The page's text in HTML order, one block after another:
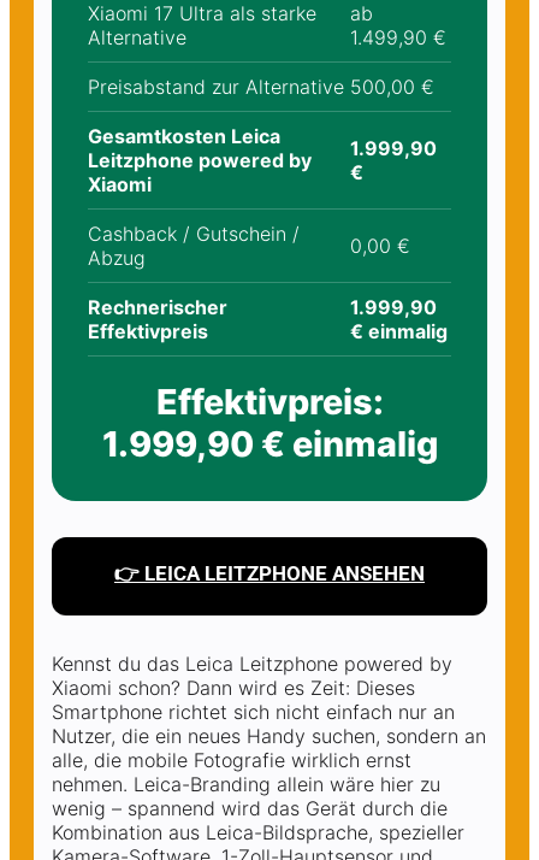
Xiaomi 17 Ultra als starke
Alternative
ab
1.499,90 €
Preisabstand zur Alternative 500,00 €
Gesamtkosten Leica
Leitzphone powered by
Xiaomi
1.999,90
€
Cashback / Gutschein /
Abzug
0,00 €
Rechnerischer
Effektivpreis
1.999,90
€ einmalig
Effektivpreis:
1.999,90 € einmalig
👉 LEICA LEITZPHONE ANSEHEN
Kennst du das Leica Leitzphone powered by
Xiaomi schon? Dann wird es Zeit: Dieses
Smartphone richtet sich nicht einfach nur an
Nutzer, die ein neues Handy suchen, sondern an
alle, die mobile Fotografie wirklich ernst
nehmen. Leica-Branding allein wäre hier zu
wenig – spannend wird das Gerät durch die
Kombination aus Leica-Bildsprache, spezieller